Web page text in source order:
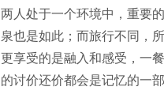
两人处于一个环境中，重要
泉也是如此；而旅行不同，
更享受的是融入和感受，一
的讨价还价都会是记忆的一部